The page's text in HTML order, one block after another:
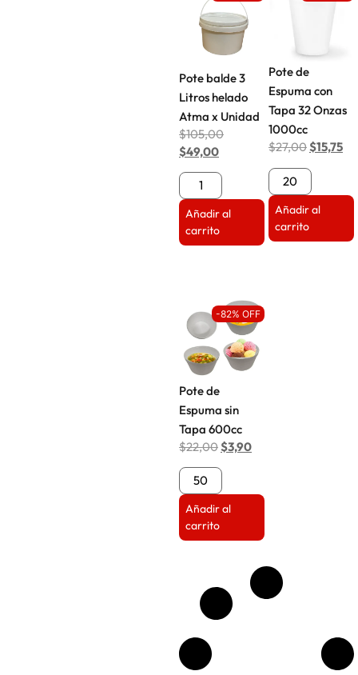
Pote balde 3
Litros helado
Atma x Unidad
$105,00
$49,00
Añadir al
carrito
Pote de
Espuma con
Tapa 32 Onzas
1000cc
$27,00$15,75
Añadir al
carrito
-82% OFF
Pote de
Espuma sin
Tapa 600cc
$22,00$3,90
Añadir al
carrito